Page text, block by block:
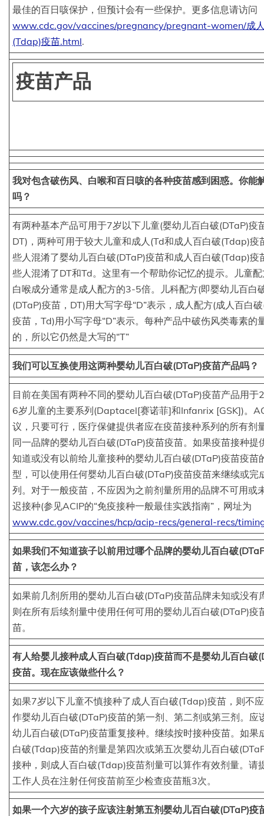
最佳的百日咳保护，但预计会有一些保护。更多信息请访问
www.cdc.gov/vaccines/pregnancy/pregnant-women/成
(Tdap)疫苗.html.
疫苗产品
我对包含破伤风、白喉和百日咳的各种疫苗感到困惑。你能
吗？
有两种基本产品可用于7岁以下儿童(婴幼儿百白破(DTaP)疫
DT)，两种可用于较大儿童和成人(Td和成人百白破(Tdap)疫
些人混淆了婴幼儿百白破(DTaP)疫苗和成人百白破(Tdap)疫
些人混淆了DT和Td。这里有一个帮助你记忆的提示。儿童
白喉成分通常是成人配方的3-5倍。儿科配方(即婴幼儿百白
(DTaP)疫苗，DT)用大写字母“D”表示，成人配方(成人百白
疫苗，Td)用小写字母“D”表示。每种产品中破伤风类毒素的
的，所以它仍然是大写的“T”
我们可以互换使用这两种婴幼儿百白破(DTaP)疫苗产品吗？
目前在美国有两种不同的婴幼儿百白破(DTaP)疫苗产品用于
6岁儿童的主要系列(Daptacel[赛诺菲]和Infanrix [GSK])。
议，只要可行，医疗保健提供者应在疫苗接种系列的所有剂
同一品牌的婴幼儿百白破(DTaP)疫苗疫苗。如果疫苗接种提
知道或没有以前给儿童接种的婴幼儿百白破(DTaP)疫苗疫苗
型，可以使用任何婴幼儿百白破(DTaP)疫苗疫苗来继续或完
列。对于一般疫苗，不应因为之前剂量所用的品牌不可用或
迟接种(参见ACIP的“免疫接种一般最佳实践指南”，网址为
www.cdc.gov/vaccines/hcp/acip-recs/general-recs/
如果我们不知道孩子以前用过哪个品牌的婴幼儿百白破
苗，该怎么办？
如果前几剂所用的婴幼儿百白破(DTaP)疫苗品牌未知或没有
则在所有后续剂量中使用任何可用的婴幼儿百白破(DTaP)疫
苗。
有人给婴儿接种成人百白破(Tdap)疫苗而不是婴幼儿百白破
疫苗。现在应该做些什么？
如果7岁以下儿童不慎接种了成人百白破(Tdap)疫苗，则不
作婴幼儿百白破(DTaP)疫苗的第一剂、第二剂或第三剂。应
幼儿百白破(DTaP)疫苗重复接种。继续按时接种疫苗。如果
白破(Tdap)疫苗的剂量是第四次或第五次婴幼儿百白破
接种，则成人百白破(Tdap)疫苗剂量可以算作有效剂量。请
工作人员在注射任何疫苗前至少检查疫苗瓶3次。
如果一个六岁的孩子应该注射第五剂婴幼儿百白破(DTaP)疫